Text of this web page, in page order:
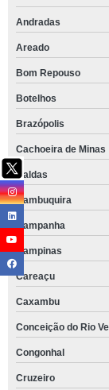
Andradas
Areado
Bom Repouso
Botelhos
Brazópolis
Cachoeira de Minas
Caldas
Cambuquira
Campanha
Campinas
Careaçu
Caxambu
Conceição do Rio
Congonhal
Cruzeiro